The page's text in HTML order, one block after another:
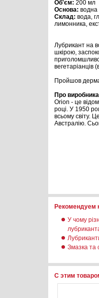
Об'єм: 200 мл
Основа: водна
Склад: вода,
лимонника,
Лубрикант на
шкірою,
приголомшливо
вегетаріанців
Пройшов
Про
Orion - це
році. У 1950
всьому світу.
Австралію.
Рекомендуем
У чому
Змазка та
С этим